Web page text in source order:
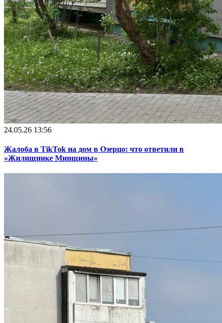
24.05.26 13:56
Жалоба в TikTok на дом в Озерцо: что ответили в
«Жилищнике Минщины»